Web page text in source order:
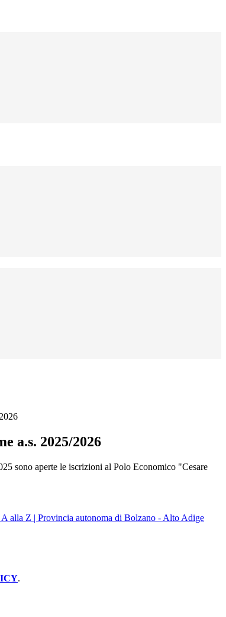
a.s. 2025/2026
sono aperte le iscrizioni al Polo Economico "Cesare
alla Z | Provincia autonoma di Bolzano - Alto Adige
.